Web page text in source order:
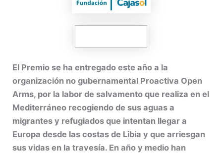
El Premio se ha entregado este año a la
organización no gubernamental Proactiva Open
Arms, por la labor de salvamento que realiza en el
Mediterráneo recogiendo de sus aguas a
migrantes y refugiados que intentan llegar a
Europa desde las costas de Libia y que arriesgan
sus vidas en la travesía. En año y medio han